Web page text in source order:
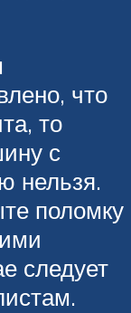
что
то
с
нельзя.
поломку
следует